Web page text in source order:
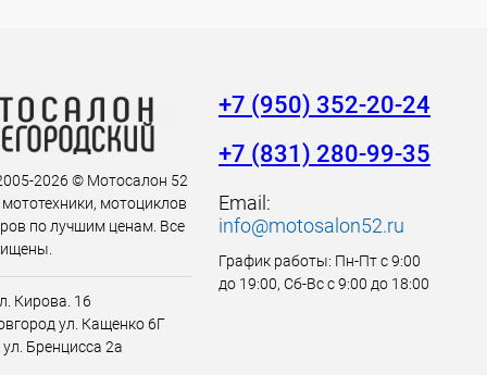
2026 © Мотосалон 52
мотоциклов
по лучшим ценам. Все
Кирова. 16
ул. Кащенко 6Г
Бренцисса 2а
+7 (950) 352-20-24
+7 (831) 280-99-35
Email:
info@motosalon52.ru
График работы: Пн-Пт с 9:00
до 19:00, Сб-Вс с 9:00 до 18:00